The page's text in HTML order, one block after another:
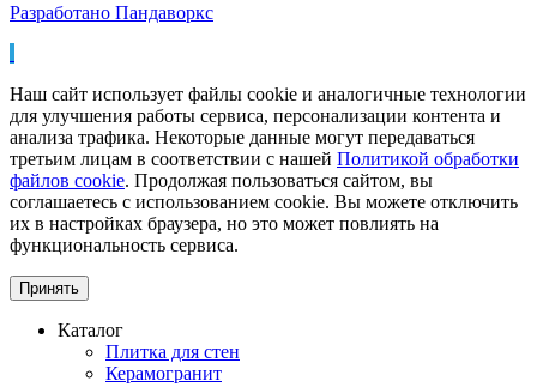
Разработано Пандаворкс
Наш сайт использует файлы cookie и аналогичные технологии
для улучшения работы сервиса, персонализации контента и
анализа трафика. Некоторые данные могут передаваться
третьим лицам в соответствии с нашей Политикой обработки
файлов cookie. Продолжая пользоваться сайтом, вы
соглашаетесь с использованием cookie. Вы можете отключить
их в настройках браузера, но это может повлиять на
функциональность сервиса.
Принять
Каталог
Плитка для стен
Керамогранит